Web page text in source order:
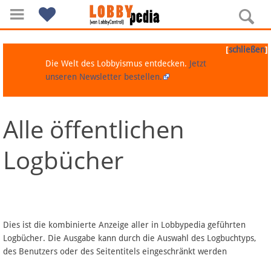
Navigation
Über Lobbypedia
Artikel nach Kategorien
FAQ
[schließen]
Die Welt des Lobbyismus entdecken. Jetzt
unseren Newsletter bestellen.
Alle öffentlichen
Logbücher
Dies ist die kombinierte Anzeige aller in Lobbypedia geführten
Logbücher. Die Ausgabe kann durch die Auswahl des Logbuchtyps,
des Benutzers oder des Seitentitels eingeschränkt werden